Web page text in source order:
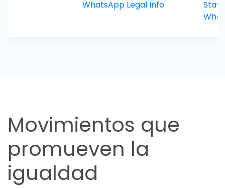
WhatsApp Legal Info
Movimientos que
promueven la
igualdad